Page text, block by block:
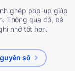
ghép pop-up giúp
Thông qua đó, bé
nhớ tốt hơn.
số